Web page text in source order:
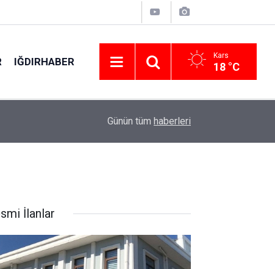
IĞDIRHABER Kars
18 °C
Sinema geceleri renkli görüntülerle sona erdi
Günün tüm haberleri
İlanlar